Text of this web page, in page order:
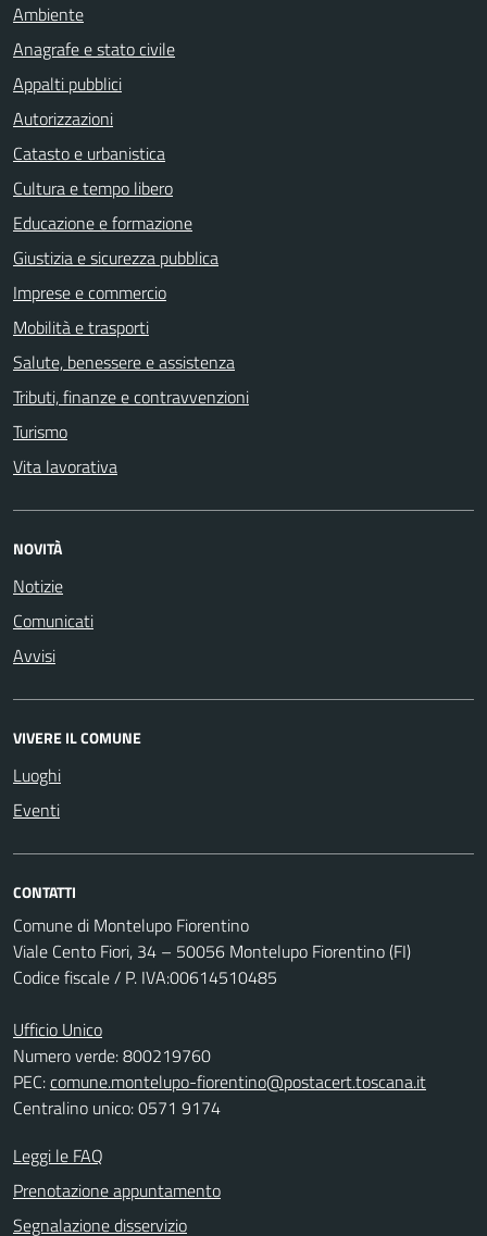
Ambiente
Anagrafe e stato civile
Appalti pubblici
Autorizzazioni
Catasto e urbanistica
Cultura e tempo libero
Educazione e formazione
Giustizia e sicurezza pubblica
Imprese e commercio
Mobilità e trasporti
Salute, benessere e assistenza
Tributi, finanze e contravvenzioni
Turismo
Vita lavorativa
NOVITÀ
Notizie
Comunicati
Avvisi
VIVERE IL COMUNE
Luoghi
Eventi
CONTATTI
Comune di Montelupo Fiorentino
Viale Cento Fiori, 34 – 50056 Montelupo Fiorentino (FI)
Codice fiscale / P. IVA:00614510485
Ufficio Unico
Numero verde: 800219760
PEC:comune.montelupo-fiorentino@postacert.toscana.it
Centralino unico: 0571 9174
Leggi le FAQ
Prenotazione appuntamento
Segnalazione disservizio